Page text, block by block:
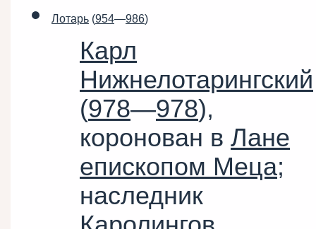
Лотарь (954—986)
Карл
Нижнелотарингский
(978—978),
коронован в Лане
епископом Меца;
наследник